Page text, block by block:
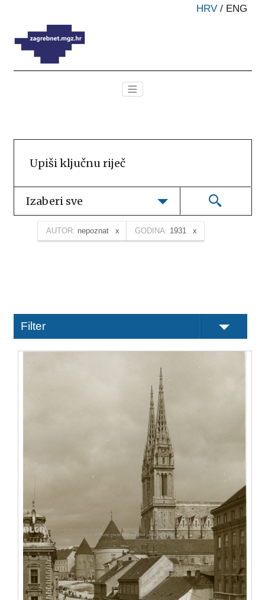
HRV / ENG
Izaberi sve
AUTOR: nepoznat GODINA: 1931
Filter